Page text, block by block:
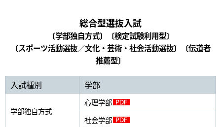
総合型選抜入試
〔学部独自方式〕〔検定試験利用型〕
〔スポーツ活動選抜／文化・芸術・社会活動選抜〕〔伝道者
推薦型〕
入試種別 学部
学部独自方式
心理学部
社会学部